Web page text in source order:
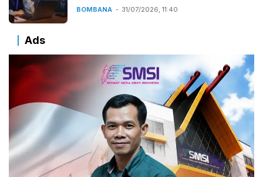
BOMBANA 31/07/2026, 11:40
Ads